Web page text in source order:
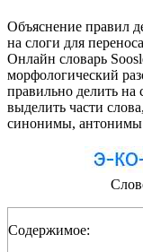
Объяснение правил
на слоги для
Онлайн словарь
морфологический
правильно делить на
выделить части
синонимы, антонимы
Содержимое: